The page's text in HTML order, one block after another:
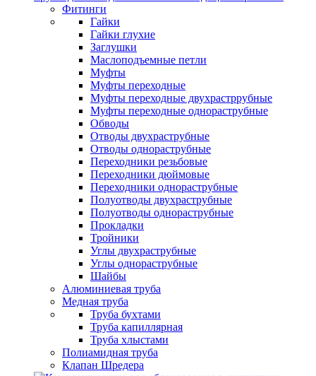
Фитинги
Гайки
Гайки глухие
Заглушки
Маслоподъемные петли
Муфты
Муфты переходные
Муфты переходные двухрастррубные
Муфты переходные однораструбные
Обводы
Отводы двухраструбные
Отводы однораструбные
Переходники резьбовые
Переходники дюймовые
Переходники однораструбные
Полуотводы двухраструбные
Полуотводы однораструбные
Прокладки
Тройники
Углы двухраструбные
Углы однораструбные
Шайбы
Алюминиевая труба
Медная труба
Труба бухтами
Труба капиллярная
Труба хлыстами
Полиамидная труба
Клапан Шредера